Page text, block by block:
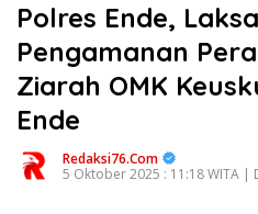
Polres Ende,
Pengamanan
Ziarah OMK
Ende
Redaksi76.com
5 Oktober 2025 : 11:18 WITA |